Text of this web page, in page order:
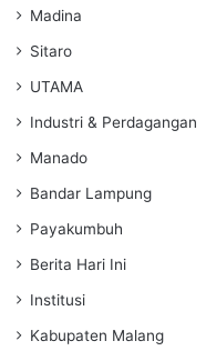
Madina
Sitaro
UTAMA
Industri & Perdagangan
Manado
Bandar Lampung
Payakumbuh
Berita Hari Ini
Institusi
Kabupaten Malang